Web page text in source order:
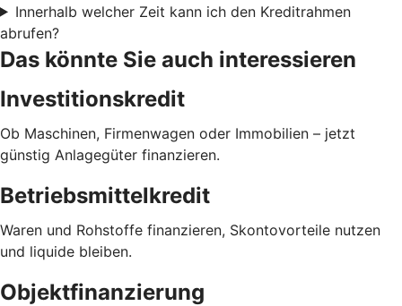
Innerhalb welcher Zeit kann ich den Kreditrahmen
abrufen?
Das könnte Sie auch interessieren
Investitionskredit
Ob Maschinen, Firmenwagen oder Immobilien – jetzt
günstig Anlagegüter finanzieren.
Betriebsmittelkredit
Waren und Rohstoffe finanzieren, Skontovorteile nutzen
und liquide bleiben.
Objektfinanzierung